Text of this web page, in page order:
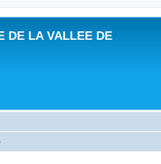
DE LA VALLEE DE